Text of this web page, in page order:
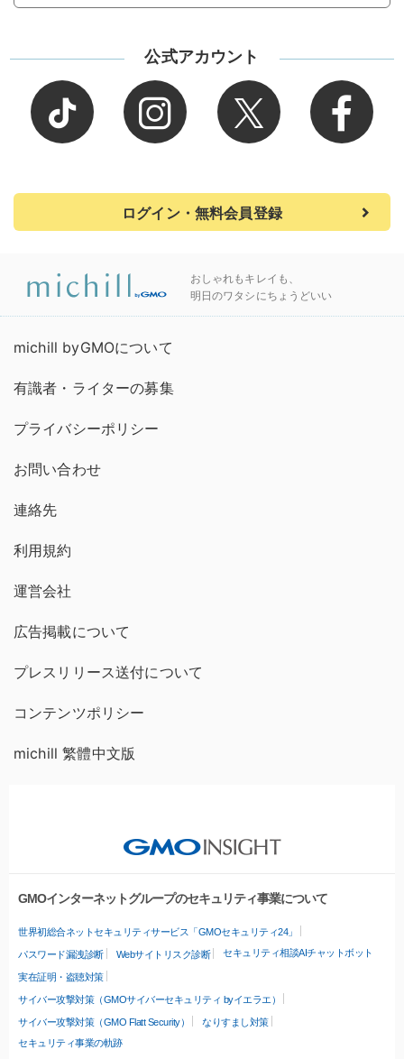
公式アカウント
ログイン・無料会員登録
おしゃれもキレイも、
明日のワタシにちょうどいい
michill byGMOについて
有識者・ライターの募集
プライバシーポリシー
お問い合わせ
連絡先
利用規約
運営会社
広告掲載について
プレスリリース送付について
コンテンツポリシー
michill 繁體中文版
GMOインターネットグループのセキュリティ事業について
世界初総合ネットセキュリティサービス「GMOセキュリティ24」
パスワード漏洩診断 Webサイトリスク診断 セキュリティ相談AIチャットボット
実在証明・盗聴対策
サイバー攻撃対策（GMOサイバーセキュリティ byイエラエ）
サイバー攻撃対策（GMO Flatt Security）
なりすまし対策
セキュリティ事業の軌跡